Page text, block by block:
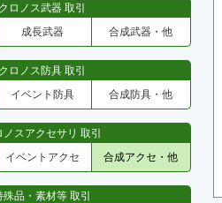
クロノス武器 取引
成長武器 合成武器・他
クロノス防具 取引
イベント防具 合成防具・他
ノスアクセサリ 取引
イベントアクセ 合成アクセ・他
殊品・素材等 取引